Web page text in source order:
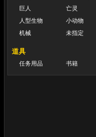
巨人
亡灵
人型生物
小动物
机械
未指定
道具
任务用品 书籍